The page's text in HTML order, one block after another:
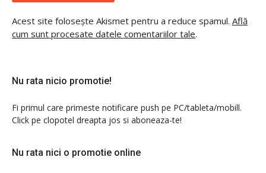
Acest site folosește Akismet pentru a reduce spamul. Află
cum sunt procesate datele comentariilor tale.
Nu rata nicio promotie!
Fi primul care primeste notificare push pe PC/tableta/mobill.
Click pe clopotel dreapta jos si aboneaza-te!
Nu rata nici o promotie online